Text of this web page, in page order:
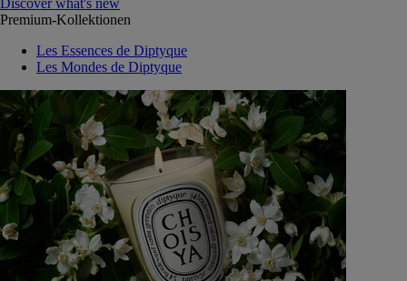
Discover what's new
Premium-Kollektionen
Les Essences de Diptyque
Les Mondes de Diptyque